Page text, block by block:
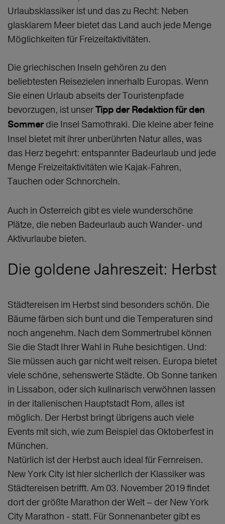
Urlaubsklassiker ist und das zu Recht: Neben
glasklarem Meer bietet das Land auch jede Menge
Möglichkeiten für Freizeitaktivitäten.
Die griechischen Inseln gehören zu den
beliebtesten Reisezielen innerhalb Europas. Wenn
Sie einen Urlaub abseits der Touristenpfade
bevorzugen, ist unserTipp der Redaktion für den
Sommer die Insel Samothraki. Die kleine aber feine
Insel bietet mit ihrer unberührten Natur alles, was
das Herz begehrt: entspannter Badeurlaub und jede
Menge Freizeitaktivitäten wie Kajak-Fahren,
Tauchen oder Schnorcheln.
Auch in Österreich gibt es viele wunderschöne
Plätze, die neben Badeurlaub auch Wander- und
Aktivurlaube bieten.
Die goldene Jahreszeit: Herbst
Städtereisen im Herbst sind besonders schön. Die
Bäume färben sich bunt und die Temperaturen sind
noch angenehm. Nach dem Sommertrubel können
Sie die Stadt Ihrer Wahl in Ruhe besichtigen. Und:
Sie müssen auch gar nicht weit reisen. Europa bietet
viele schöne, sehenswerte Städte. Ob Sonne tanken
in Lissabon, oder sich kulinarisch verwöhnen lassen
in der italienischen Hauptstadt Rom, alles ist
möglich. Der Herbst bringt übrigens auch viele
Events mit sich, wie zum Beispiel das Oktoberfest in
München.
Natürlich ist der Herbst auch ideal für Fernreisen.
New York City ist hier sicherlich der Klassiker was
Städtereisen betrifft. Am 03. November 2019 findet
dort der größte Marathon der Welt – der New York
City Marathon - statt. Für Sonnenanbeter gibt es